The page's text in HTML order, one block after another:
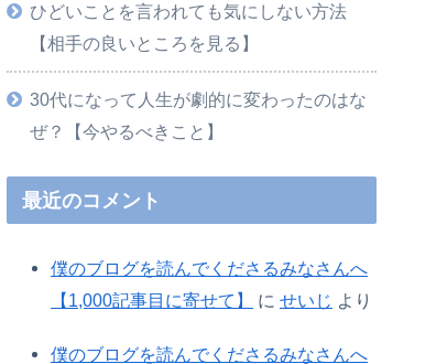
ひどいことを言われても気にしない方法
【相手の良いところを見る】
30代になって人生が劇的に変わったのはな
ぜ？【今やるべきこと】
最近のコメント
僕のブログを読んでくださるみなさんへ
【1,000記事目に寄せて】
に せいじ より
僕のブログを読んでくださるみなさんへ